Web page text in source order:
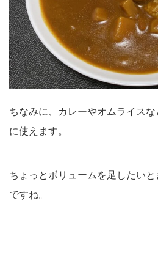
ちなみに、カレーやオムライス
に使えます。
ちょっとボリュームを足したい
ですね。